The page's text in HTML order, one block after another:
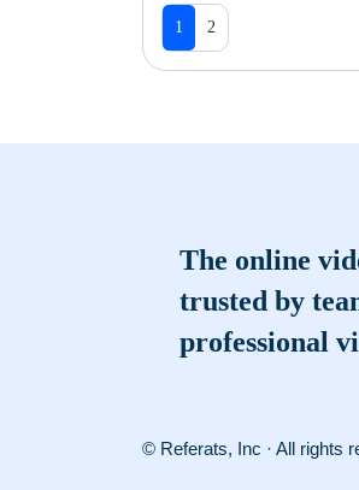
1 2
The online
trusted by
professional
© Referats, Inc · All rights